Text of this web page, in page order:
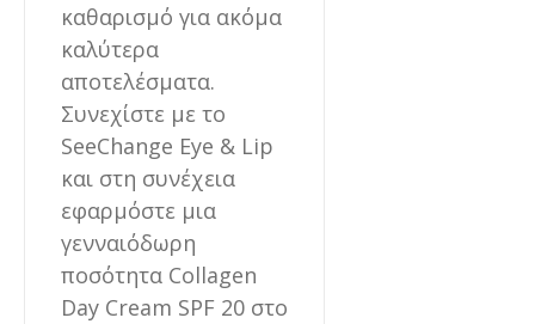
καθαρισμό για ακόμα
καλύτερα
αποτελέσματα.
Συνεχίστε με το
SeeChange Eye & Lip
και στη συνέχεια
εφαρμόστε μια
γενναιόδωρη
ποσότητα Collagen
Day Cream SPF 20 στο